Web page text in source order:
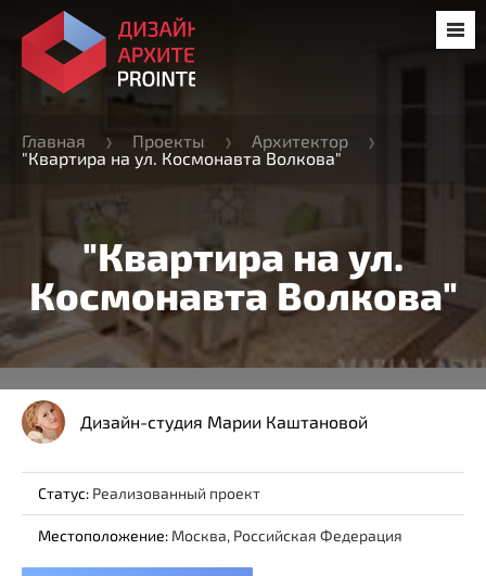
Главная Проекты
Архитектор
"Квартира на ул. Космонавта Волкова"
"Квартира на ул.
Космонавта Волкова"
Дизайн-студия Марии Каштановой
Статус: Реализованный проект
Местоположение: Москва, Российская Федерация